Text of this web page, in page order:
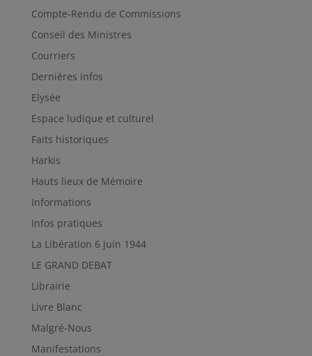
Compte-Rendu de Commissions
Conseil des Ministres
Courriers
Dernières infos
Elysée
Espace ludique et culturel
Faits historiques
Harkis
Hauts lieux de Mémoire
Informations
Infos pratiques
La Libération 6 juin 1944
LE GRAND DEBAT
Librairie
Livre Blanc
Malgré-Nous
Manifestations